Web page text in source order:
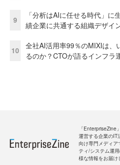
9
「分析はAIに任せる時代」
績企業に共通する組織デザイ
10
全社AI活用率99％のMIXIは、
るのか？CTOが語るインフラ
「EnterpriseZine
運営する企業のIT
向け専門メディア
ティ/システム運
様な情報をお届け